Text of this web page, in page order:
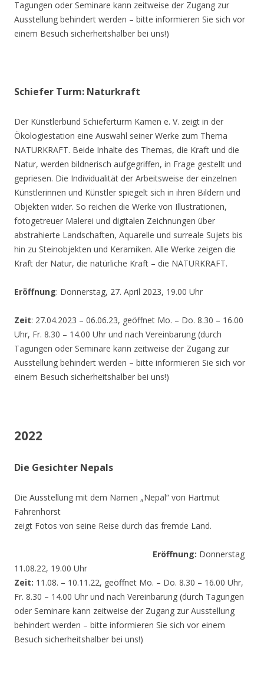
Tagungen oder Seminare kann zeitweise der Zugang zur
Ausstellung behindert werden – bitte informieren Sie sich vor
einem Besuch sicherheitshalber bei uns!)
Schiefer Turm: Naturkraft
Der Künstlerbund Schieferturm Kamen e. V. zeigt in der
Ökologiestation eine Auswahl seiner Werke zum Thema
NATURKRAFT. Beide Inhalte des Themas, die Kraft und die
Natur, werden bildnerisch aufgegriffen, in Frage gestellt und
gepriesen. Die Individualität der Arbeitsweise der einzelnen
Künstlerinnen und Künstler spiegelt sich in ihren Bildern und
Objekten wider. So reichen die Werke von Illustrationen,
fotogetreuer Malerei und digitalen Zeichnungen über
abstrahierte Landschaften, Aquarelle und surreale Sujets bis
hin zu Steinobjekten und Keramiken. Alle Werke zeigen die
Kraft der Natur, die natürliche Kraft – die NATURKRAFT.
Eröffnung: Donnerstag, 27. April 2023, 19.00 Uhr
Zeit: 27.04.2023 – 06.06.23, geöffnet Mo. – Do. 8.30 – 16.00
Uhr, Fr. 8.30 – 14.00 Uhr und nach Vereinbarung (durch
Tagungen oder Seminare kann zeitweise der Zugang zur
Ausstellung behindert werden – bitte informieren Sie sich vor
einem Besuch sicherheitshalber bei uns!)
2022
Die Gesichter Nepals
Die Ausstellung mit dem Namen „Nepal“ von Hartmut
Fahrenhorst
zeigt Fotos von seine Reise durch das fremde Land.
Eröffnung: Donnerstag
11.08.22, 19.00 Uhr
Zeit: 11.08. – 10.11.22, geöffnet Mo. – Do. 8.30 – 16.00 Uhr,
Fr. 8.30 – 14.00 Uhr und nach Vereinbarung (durch Tagungen
oder Seminare kann zeitweise der Zugang zur Ausstellung
behindert werden – bitte informieren Sie sich vor einem
Besuch sicherheitshalber bei uns!)